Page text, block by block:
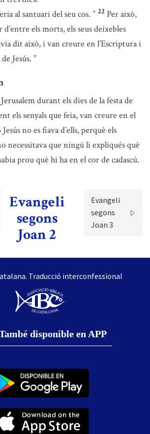
al santuari del seu cos. * 22 Per això,
d’entre els morts, els seus deixebles
dit això, i van creure en l’Escriptura i
Jesús. *
durant els dies de la festa de
els senyals que feia, van creure en el
no es fiava d’ells, perquè els
necessitava que ningú li expliqués què
prou què hi ha en el cor de cadascú.
Evangeli
segons
Joan 2
Evangeli
segons
Joan 3
Traducció interconfessional
disponible en APP